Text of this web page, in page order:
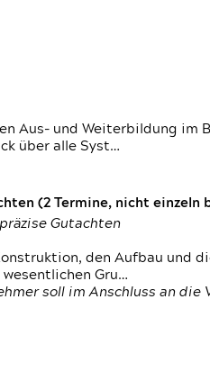
Aus- und Weiterbildung im
über alle Syst…
(2 Termine, nicht einzeln
Gutachten
den Aufbau und
Gru…
soll im Anschluss an